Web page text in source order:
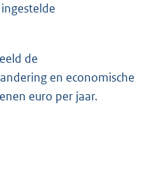
de
en economische
euro per jaar.